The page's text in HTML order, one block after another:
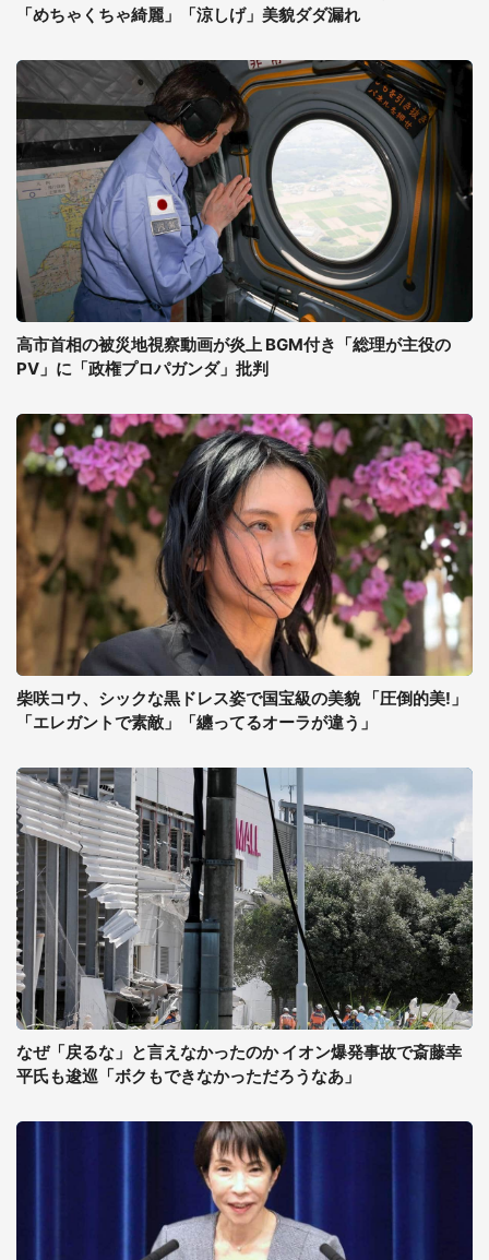
「めちゃくちゃ綺麗」「涼しげ」美貌ダダ漏れ
高市首相の被災地視察動画が炎上 BGM付き「総理が主役の
PV」に「政権プロパガンダ」批判
柴咲コウ、シックな黒ドレス姿で国宝級の美貌 「圧倒的美!」
「エレガントで素敵」「纏ってるオーラが違う」
なぜ「戻るな」と言えなかったのか イオン爆発事故で斎藤幸
平氏も逡巡「ボクもできなかっただろうなあ」